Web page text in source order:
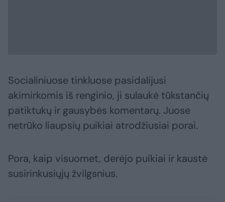
Socialiniuose tinkluose pasidalijusi
akimirkomis iš renginio, ji sulaukė tūkstančių
patiktukų ir gausybės komentarų. Juose
netrūko liaupsių puikiai atrodžiusiai porai.
Pora, kaip visuomet, derėjo puikiai ir kaustė
susirinkusiųjų žvilgsnius.